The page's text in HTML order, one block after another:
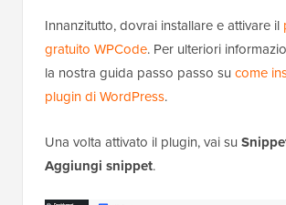
Innanzitutto, dovrai installare e attivare il
gratuito WPCode. Per ulteriori
la nostra guida passo passo su come
plugin di WordPress.
Una volta attivato il plugin, vai su
Aggiungi snippet.